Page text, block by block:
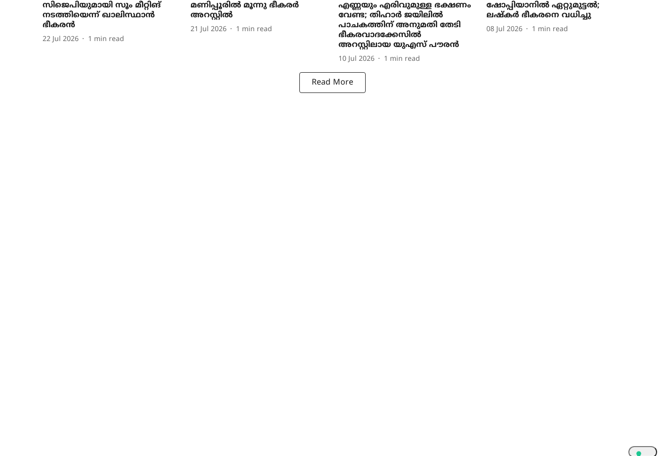
സിജെപിയുമായി സൂം മീറ്റിങ്
നടത്തിയെന്ന് ഖാലിസ്ഥാൻ
ഭീകരൻ
22 Jul 2026 1 min read
മണിപ്പൂരിൽ മൂന്നു ഭീകരർ
അറസ്റ്റിൽ
21 Jul 2026 1 min read
എണ്ണയും എരിവുമുള്ള ഭക്ഷണം
വേണ്ട; തിഹാർ ജയിലിൽ
പാചകത്തിന് അനുമതി തേടി
ഭീകരവാദക്കേസിൽ
അറസ്റ്റിലായ യുഎസ് പൗരൻ
10 Jul 2026 1 min read
ഷോപ്പിയാനിൽ ഏറ്റുമുട്ടൽ;
ലഷ്കർ ഭീകരനെ വധിച്ചു
08 Jul 2026 1 min read
Read More